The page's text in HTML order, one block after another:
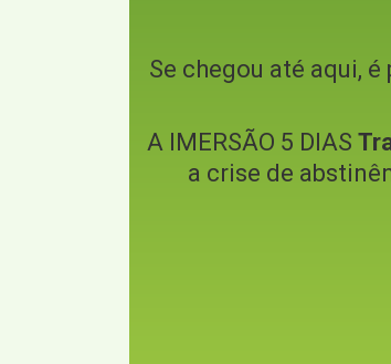
Se chegou até aqui,
A IMERSÃO 5 DIAS
a crise de